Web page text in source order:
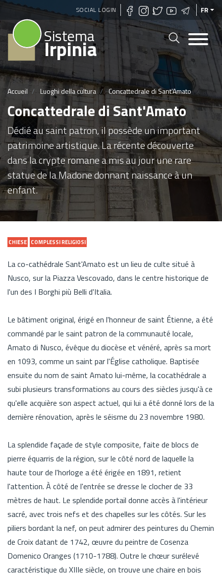
Aller
au
contenu
principal
SOCIAL LOGIN FR
Sistema
Irpinia
Accueil Luoghi della cultura Concattedrale di Sant'Amato
Concattedrale di Sant'Amato
Dédié au saint patron, il possède un important
patrimoine artistique. La récente découverte
dans la crypte romane a mis au jour une rare
statue de la Madone donnant naissance à un
enfant.
CHIESE COMPLESSI RELIGIOSI
La co-cathédrale Sant'Amato est un lieu de culte situé à
Nusco, sur la Piazza Vescovado, dans le centre historique de
l'un des I Borghi più Belli d'Italia.
Le bâtiment original, érigé en l'honneur de saint Étienne, a été
commandé par le saint patron de la communauté locale,
Amato di Nusco, évêque du diocèse et vénéré, après sa mort
en 1093, comme un saint par l'Église catholique. Baptisée
ensuite du nom de saint Amato lui-même, la cocathédrale a
subi plusieurs transformations au cours des siècles jusqu'à ce
qu'elle acquière son aspect actuel, qui lui a été donné lors de la
dernière rénovation, après le séisme du 23 novembre 1980.
La splendide façade de style composite, faite de blocs de
pierre équarris de la région, sur le côté nord de laquelle la
haute tour de l'horloge a été érigée en 1891, retient
l'attention. À côté de l'entrée se dresse le clocher de 33
mètres de haut. Le splendide portail donne accès à l'intérieur
sacré, avec trois nefs et des chapelles sur les côtés. Sur les
piliers bordant la nef, on peut admirer des peintures du Chemin
de Croix datant de 1742, œuvre du peintre de Cosenza
Domenico Oranges (1710-1788). Outre le chœur surélevé
caractéristique du XIIIe siècle, on trouve une chaire en bois